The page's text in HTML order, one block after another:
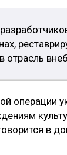
отрасль
операции
в